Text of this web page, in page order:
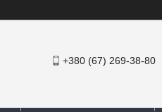
+380 (67) 269-38-80